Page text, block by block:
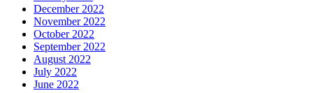
December 2022
November 2022
October 2022
September 2022
August 2022
July 2022
June 2022